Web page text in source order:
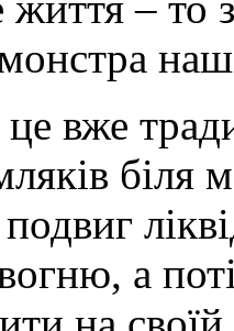
це вже
біля
а